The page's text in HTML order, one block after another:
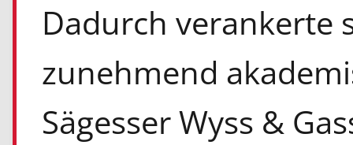
Dadurch verankerte
zunehmend
Sägesser Wyss &